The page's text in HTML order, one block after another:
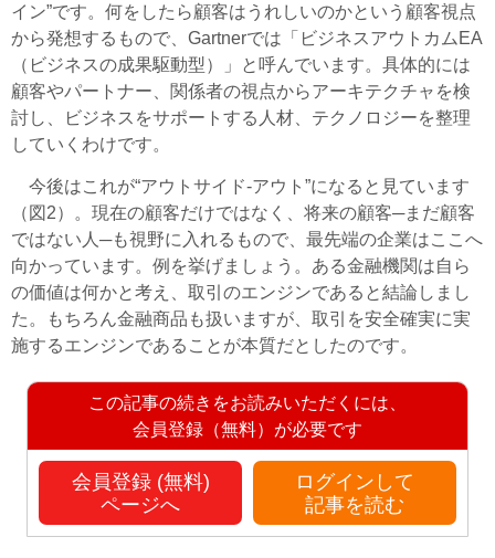
イン”です。何をしたら顧客はうれしいのかという顧客視点
から発想するもので、Gartnerでは「ビジネスアウトカムEA
（ビジネスの成果駆動型）」と呼んでいます。具体的には
顧客やパートナー、関係者の視点からアーキテクチャを検
討し、ビジネスをサポートする人材、テクノロジーを整理
していくわけです。
今後はこれが“アウトサイド-アウト”になると見ています
（図2）。現在の顧客だけではなく、将来の顧客─まだ顧客
ではない人─も視野に入れるもので、最先端の企業はここへ
向かっています。例を挙げましょう。ある金融機関は自ら
の価値は何かと考え、取引のエンジンであると結論しまし
た。もちろん金融商品も扱いますが、取引を安全確実に実
施するエンジンであることが本質だとしたのです。
この記事の続きをお読みいただくには、
会員登録（無料）が必要です
会員登録 (無料)
ページへ
ログインして
記事を読む